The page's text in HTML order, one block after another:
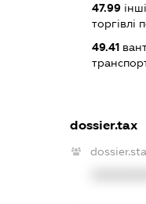
47.99
торгівлі
49.41
dossier.tax